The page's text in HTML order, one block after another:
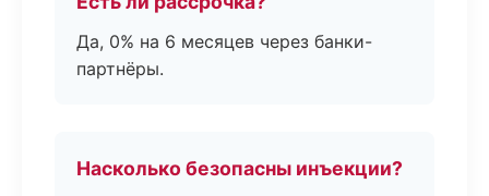
Да, 0% на 6 месяцев через банки-
партнёры.
Насколько безопасны инъекции?